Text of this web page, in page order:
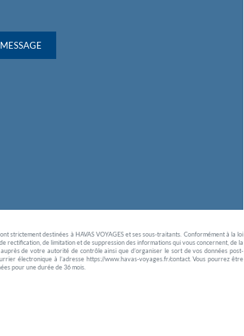
strictement destinées à HAVAS VOYAGES et ses sous-traitants. Conformément à la loi
rectification, de limitation et de suppression des informations qui vous concernent, de la
de votre autorité de contrôle ainsi que d’organiser le sort de vos données post-
électronique à l’adresse https://www.havas-voyages.fr/contact. Vous pourrez être
pour une durée de 36 mois.